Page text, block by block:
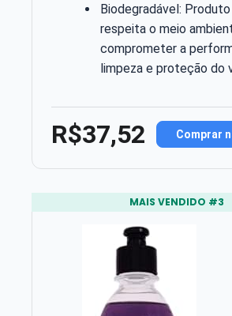
Biodegradável:
respeita o meio
comprometer a
limpeza e proteção do
R$37,52 Comprar
MAIS VENDIDO #3